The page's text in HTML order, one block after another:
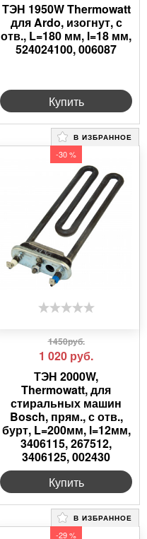
ТЭН 1950W Thermowatt
для Ardo, изогнут, с
отв., L=180 мм, l=18 мм,
524024100, 006087
Купить
В ИЗБРАННОЕ
-30 %
1450руб.
1 020 руб.
ТЭН 2000W,
Thermowatt, для
стиральных машин
Bosch, прям., с отв.,
бурт, L=200мм, l=12мм,
3406115, 267512,
3406125, 002430
Купить
В ИЗБРАННОЕ
-29 %